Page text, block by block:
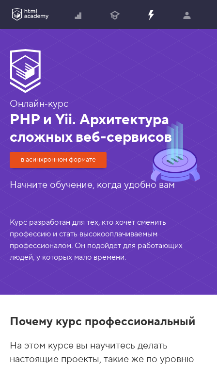
Онлайн‑курс
PHP и Yii. Архитектура
сложных веб-сервисов
в асинхронном формате
Начните обучение, когда удобно вам
Курс разработан для тех, кто хочет сменить
профессию и стать высокооплачиваемым
профессионалом. Он подойдёт для работающих
людей, у которых мало времени.
Почему курс профессиональный
На этом курсе вы научитесь делать
настоящие проекты, такие же по уровню